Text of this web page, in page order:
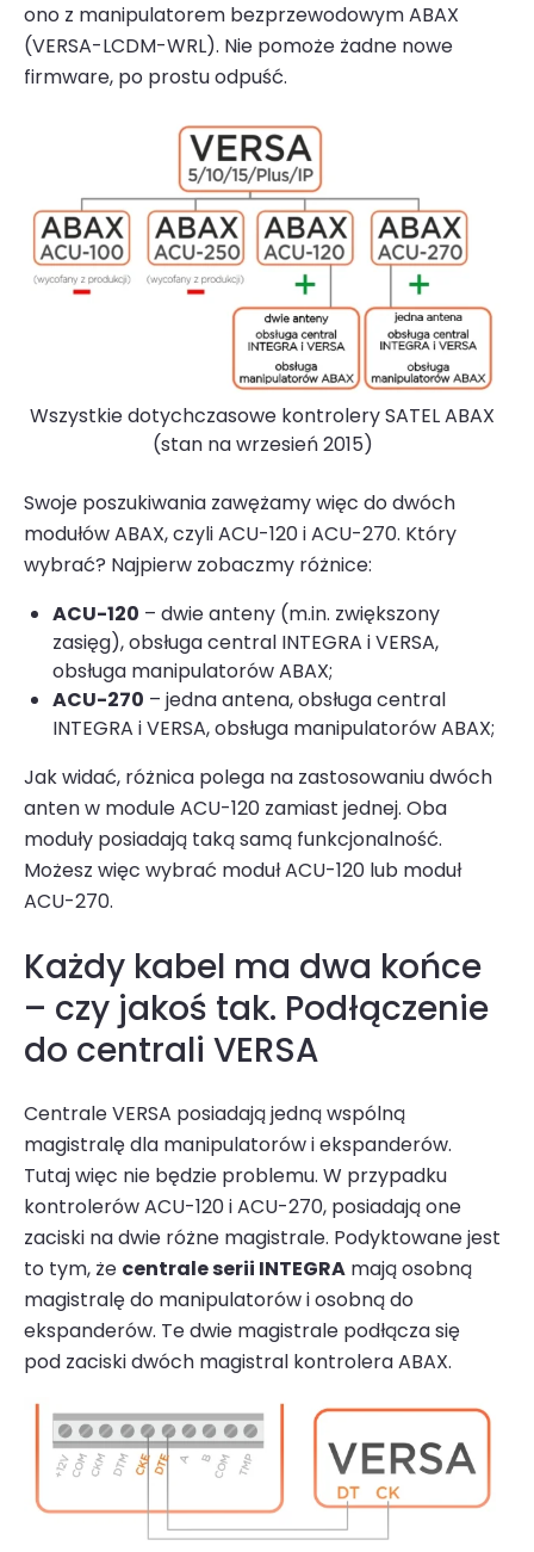
ono z manipulatorem bezprzewodowym ABAX
(VERSA-LCDM-WRL). Nie pomoże żadne nowe
firmware, po prostu odpuść.
Wszystkie dotychczasowe kontrolerySATEL ABAX
(stan na wrzesień 2015)
Swoje poszukiwania zawężamy więc do dwóch
modułów ABAX, czyli ACU-120 i ACU-270. Który
wybrać? Najpierw zobaczmy różnice:
ACU-120 – dwie anteny (m.in. zwiększony
zasięg), obsługa central INTEGRA i VERSA,
obsługa manipulatorów ABAX;
ACU-270 – jedna antena, obsługa central
INTEGRA i VERSA, obsługa manipulatorów ABAX;
Jak widać, różnica polega na zastosowaniu dwóch
anten w module ACU-120 zamiast jednej. Oba
moduły posiadają taką samą funkcjonalność.
Możesz więc wybrać moduł ACU-120 lub moduł
ACU-270.
Każdy kabel ma dwa końce
– czy jakoś tak. Podłączenie
do centrali VERSA
Centrale VERSA posiadają jedną wspólną
magistralę dla manipulatorów i ekspanderów.
Tutaj więc nie będzie problemu. W przypadku
kontrolerów ACU-120 i ACU-270, posiadają one
zaciski na dwie różne magistrale. Podyktowane jest
to tym, że centrale serii INTEGRA mają osobną
magistralę do manipulatorów i osobną do
ekspanderów. Te dwie magistrale podłącza się
pod zaciski dwóch magistral kontrolera ABAX.